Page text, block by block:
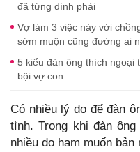
đã từng dính phải
Vợ làm 3 việc này với
sớm muộn cũng đường ai
5 kiểu đàn ông thích ngoại
bội vợ con
Có nhiều lý do để đàn
tình. Trong khi đàn
nhiều do ham muốn